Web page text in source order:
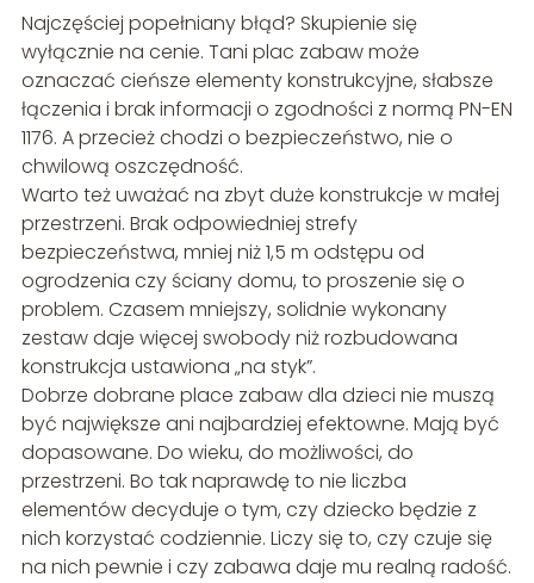
Najczęściej popełniany błąd? Skupienie się
wyłącznie na cenie. Tani plac zabaw może
oznaczać cieńsze elementy konstrukcyjne, słabsze
łączenia i brak informacji o zgodności z normą PN-EN
1176. A przecież chodzi o bezpieczeństwo, nie o
chwilową oszczędność.
Warto też uważać na zbyt duże konstrukcje w małej
przestrzeni. Brak odpowiedniej strefy
bezpieczeństwa, mniej niż 1,5 m odstępu od
ogrodzenia czy ściany domu, to proszenie się o
problem. Czasem mniejszy, solidnie wykonany
zestaw daje więcej swobody niż rozbudowana
konstrukcja ustawiona „na styk”.
Dobrze dobrane place zabaw dla dzieci nie muszą
być największe ani najbardziej efektowne. Mają być
dopasowane. Do wieku, do możliwości, do
przestrzeni. Bo tak naprawdę to nie liczba
elementów decyduje o tym, czy dziecko będzie z
nich korzystać codziennie. Liczy się to, czy czuje się
na nich pewnie i czy zabawa daje mu realną radość.